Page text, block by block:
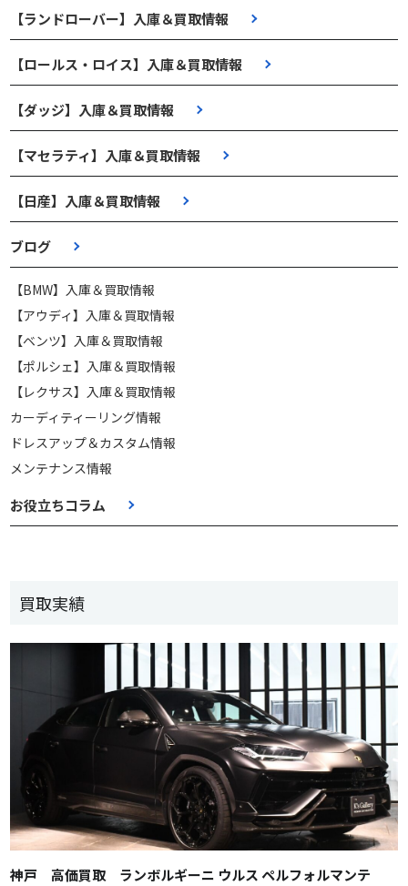
【ランドローバー】入庫＆買取情報
【ロールス・ロイス】入庫＆買取情報
【ダッジ】入庫＆買取情報
【マセラティ】入庫＆買取情報
【日産】入庫＆買取情報
ブログ
【BMW】入庫＆買取情報
【アウディ】入庫＆買取情報
【ベンツ】入庫＆買取情報
【ポルシェ】入庫＆買取情報
【レクサス】入庫＆買取情報
カーディティーリング情報
ドレスアップ＆カスタム情報
メンテナンス情報
お役立ちコラム
買取実績
神戸 高価買取 ランボルギーニ ウルス ペルフォルマンテ